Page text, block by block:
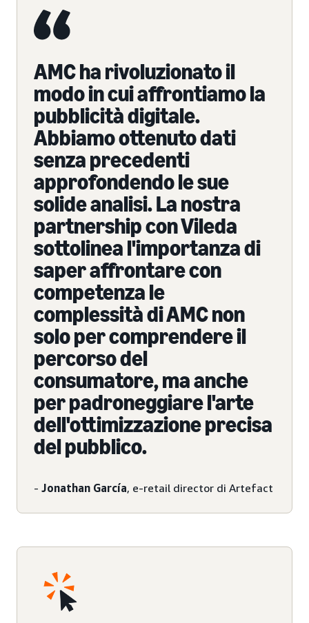
AMC ha rivoluzionato il
modo in cui affrontiamo la
pubblicità digitale.
Abbiamo ottenuto dati
senza precedenti
approfondendo le sue
solide analisi. La nostra
partnership con Vileda
sottolinea l'importanza di
saper affrontare con
competenza le
complessità di AMC non
solo per comprendere il
percorso del
consumatore, ma anche
per padroneggiare l'arte
dell'ottimizzazione precisa
del pubblico.
- Jonathan García, e-retail director di Artefact